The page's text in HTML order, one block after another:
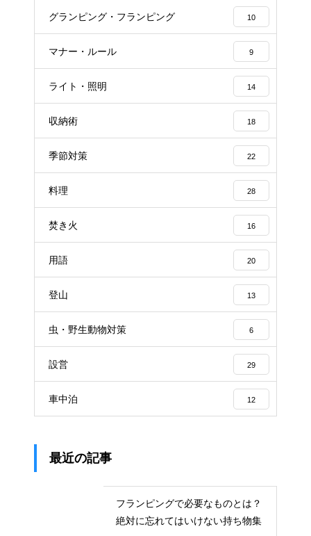
グランピング・フランピング 10
マナー・ルール 9
ライト・照明 14
収納術 18
季節対策 22
料理 28
焚き火 16
用語 20
登山 13
虫・野生動物対策 6
設営 29
車中泊 12
最近の記事
フランピングで必要なものとは？
絶対に忘れてはいけない持ち物集